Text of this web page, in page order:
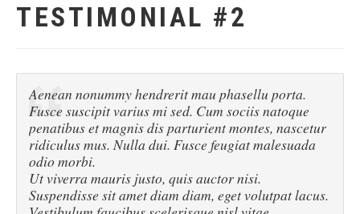
TESTIMONIAL #2
Aenean nonummy hendrerit mau phasellu porta.
Fusce suscipit varius mi sed. Cum sociis natoque
penatibus et magnis dis parturient montes, nascetur
ridiculus mus. Nulla dui. Fusce feugiat malesuada
odio morbi.
Ut viverra mauris justo, quis auctor nisi.
Suspendisse sit amet diam diam, eget volutpat lacus.